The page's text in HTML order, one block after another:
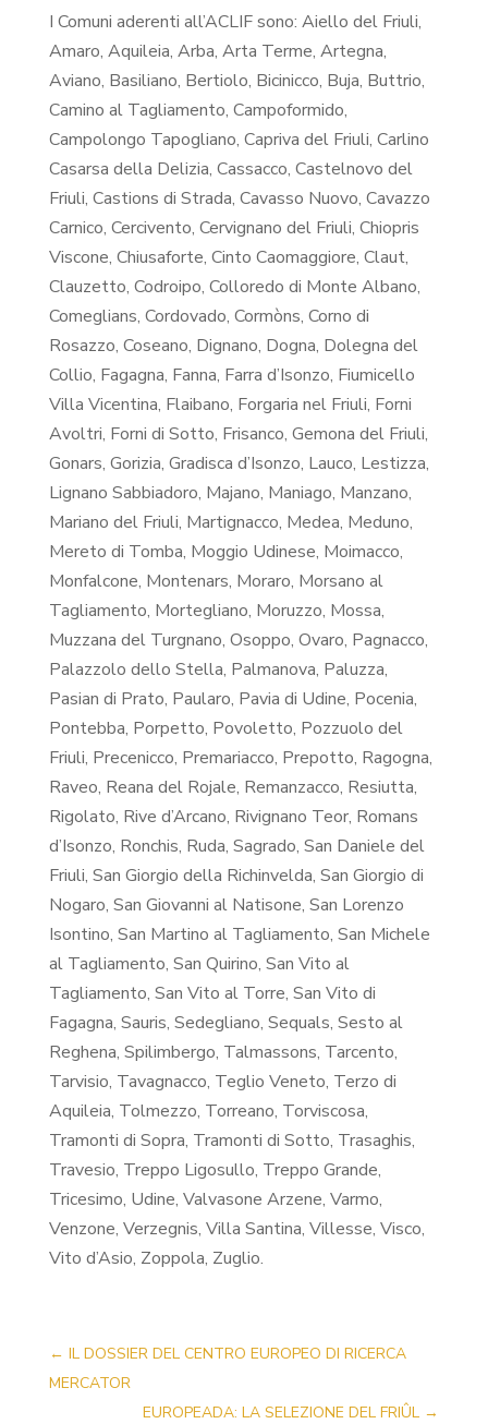
I Comuni aderenti all’ACLIF sono: Aiello del Friuli,
Amaro, Aquileia, Arba, Arta Terme, Artegna,
Aviano, Basiliano, Bertiolo, Bicinicco, Buja, Buttrio,
Camino al Tagliamento, Campoformido,
Campolongo Tapogliano, Capriva del Friuli, Carlino
Casarsa della Delizia, Cassacco, Castelnovo del
Friuli, Castions di Strada, Cavasso Nuovo, Cavazzo
Carnico, Cercivento, Cervignano del Friuli, Chiopris
Viscone, Chiusaforte, Cinto Caomaggiore, Claut,
Clauzetto, Codroipo, Colloredo di Monte Albano,
Comeglians, Cordovado, Cormòns, Corno di
Rosazzo, Coseano, Dignano, Dogna, Dolegna del
Collio, Fagagna, Fanna, Farra d’Isonzo, Fiumicello
Villa Vicentina, Flaibano, Forgaria nel Friuli, Forni
Avoltri, Forni di Sotto, Frisanco, Gemona del Friuli,
Gonars, Gorizia, Gradisca d’Isonzo, Lauco, Lestizza,
Lignano Sabbiadoro, Majano, Maniago, Manzano,
Mariano del Friuli, Martignacco, Medea, Meduno,
Mereto di Tomba, Moggio Udinese, Moimacco,
Monfalcone, Montenars, Moraro, Morsano al
Tagliamento, Mortegliano, Moruzzo, Mossa,
Muzzana del Turgnano, Osoppo, Ovaro, Pagnacco,
Palazzolo dello Stella, Palmanova, Paluzza,
Pasian di Prato, Paularo, Pavia di Udine, Pocenia,
Pontebba, Porpetto, Povoletto, Pozzuolo del
Friuli, Precenicco, Premariacco, Prepotto, Ragogna,
Raveo, Reana del Rojale, Remanzacco, Resiutta,
Rigolato, Rive d’Arcano, Rivignano Teor, Romans
d’Isonzo, Ronchis, Ruda, Sagrado, San Daniele del
Friuli, San Giorgio della Richinvelda, San Giorgio di
Nogaro, San Giovanni al Natisone, San Lorenzo
Isontino, San Martino al Tagliamento, San Michele
al Tagliamento, San Quirino, San Vito al
Tagliamento, San Vito al Torre, San Vito di
Fagagna, Sauris, Sedegliano, Sequals, Sesto al
Reghena, Spilimbergo, Talmassons, Tarcento,
Tarvisio, Tavagnacco, Teglio Veneto, Terzo di
Aquileia, Tolmezzo, Torreano, Torviscosa,
Tramonti di Sopra, Tramonti di Sotto, Trasaghis,
Travesio, Treppo Ligosullo, Treppo Grande,
Tricesimo, Udine, Valvasone Arzene, Varmo,
Venzone, Verzegnis, Villa Santina, Villesse, Visco,
Vito d’Asio, Zoppola, Zuglio.
← IL DOSSIER DEL CENTRO EUROPEO DI RICERCA
MERCATOR
EUROPEADA: LA SELEZIONE DEL FRIÛL →